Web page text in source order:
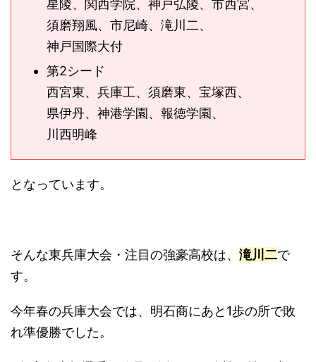
星陵、関西学院、神戸弘陵、市西宮、
須磨翔風、市尼崎、滝川二、
神戸国際大付
第2シード
西宮東、兵庫工、須磨東、宝塚西、
県伊丹、神港学園、報徳学園、
川西明峰
となっています。
そんな東兵庫大会・注目の強豪高校は、 滝川二で
す。
今年春の兵庫大会では、明石商にあと1歩の所で敗
れ準優勝でした。